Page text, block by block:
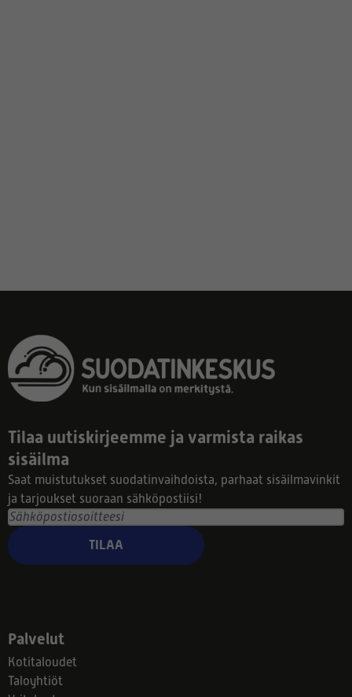
Tilaa uutiskirjeemme ja varmista raikas
sisäilma
Saat muistutukset suodatinvaihdoista, parhaat sisäilmavinkit
ja tarjoukset suoraan sähköpostiisi!
TILAA
Palvelut
Kotitaloudet
Taloyhtiöt